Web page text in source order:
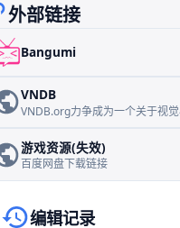
外部链接
Bangumi
VNDB
VNDB.org力争成为一个关于视
游戏资源(失效)
百度网盘下载链接
编辑记录